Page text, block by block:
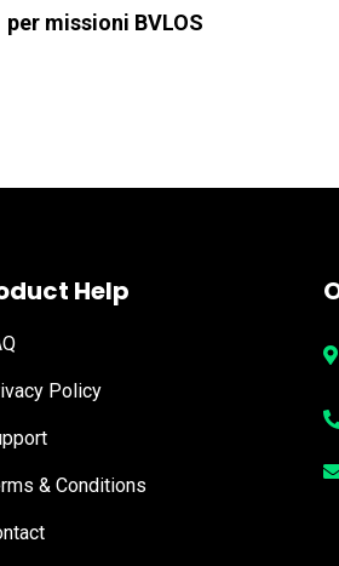
per missioni BVLOS
Help
Policy
& Conditions